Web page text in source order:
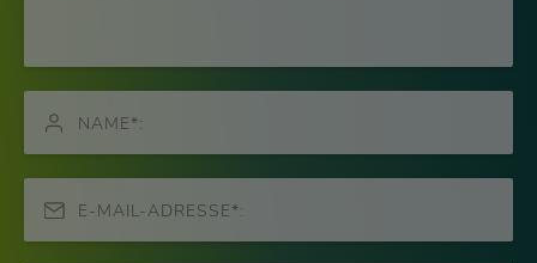
NAME*:
E-MAIL-ADRESSE*: